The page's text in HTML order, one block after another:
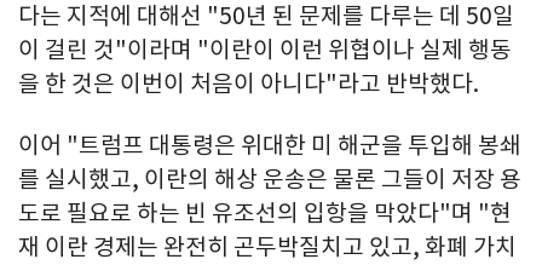
다는 지적에 대해선 "50년 된 문제를 다루는 데 50일
이 걸린 것"이라며 "이란이 이런 위협이나 실제 행동
을 한 것은 이번이 처음이 아니다"라고 반박했다.
이어 "트럼프 대통령은 위대한 미 해군을 투입해 봉쇄
를 실시했고, 이란의 해상 운송은 물론 그들이 저장 용
도로 필요로 하는 빈 유조선의 입항을 막았다"며 "현
재 이란 경제는 완전히 곤두박질치고 있고, 화폐 가치